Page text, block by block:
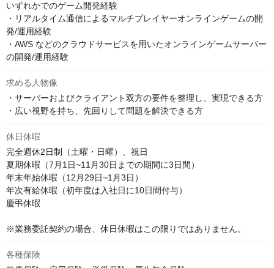
いずれかでのゲーム開発経験
・リアルタイム通信によるマルチプレイヤーオンラインゲームの開
発/運用経験
・AWS などのクラウドサービスを用いたオンラインゲームサーバー
の開発/運用経験
求める人物像
・サーバーおよびクライアント双方の要件を整理し、実現できる方
・広い視野を持ち、先回りして問題を解決できる方
休日休暇
完全週休2日制（土曜・日曜）、祝日
夏期休暇（7月1日~11月30日までの期間に3日間）
年末年始休暇（12月29日~1月3日）
年次有給休暇（初年度は入社日に10日間付与）
慶弔休暇
※業務委託契約の場合、休日休暇はこの限りではありません。
各種保険